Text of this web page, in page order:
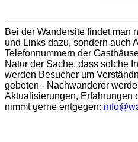
Bei der Wandersite findet man
und Links dazu, sondern auch
Telefonnummern der
Natur der Sache, dass solche
werden Besucher um
gebeten - Nachwanderer
Aktualisierungen, Erfahrungen
nimmt gerne entgegen: